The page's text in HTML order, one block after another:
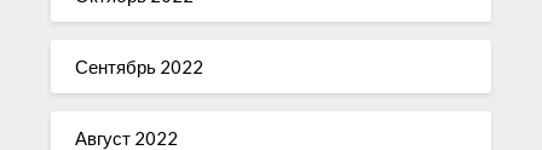
Сентябрь 2022
Август 2022